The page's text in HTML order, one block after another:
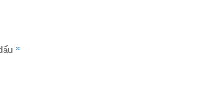
*